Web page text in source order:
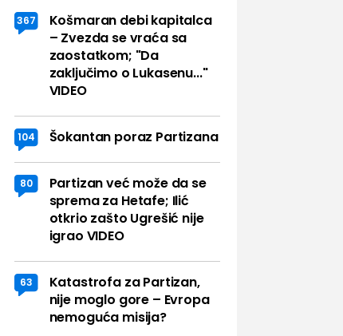
367
Košmaran debi kapitalca
– Zvezda se vraća sa
zaostatkom; "Da
zaključimo o Lukasenu..."
VIDEO
104 Šokantan poraz Partizana
80
Partizan već može da se
sprema za Hetafe; Ilić
otkrio zašto Ugrešić nije
igrao VIDEO
63
Katastrofa za Partizan,
nije moglo gore – Evropa
nemoguća misija?